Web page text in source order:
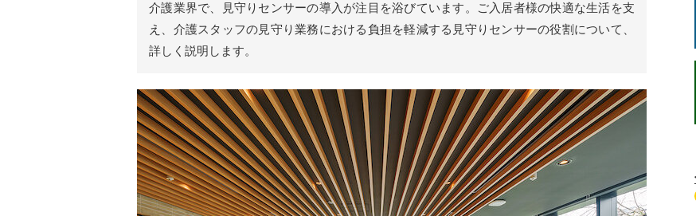
｜
護
働
ル
を
伝
え
る
情
報
メ
デ
ィ
ア
介護業界で、見守りセンサーの導入が注目を浴びています。ご入居者様の快適な生活を支
え、介護スタッフの見守り業務における負担を軽減する見守りセンサーの役割について、
詳しく説明します。
記事を読む